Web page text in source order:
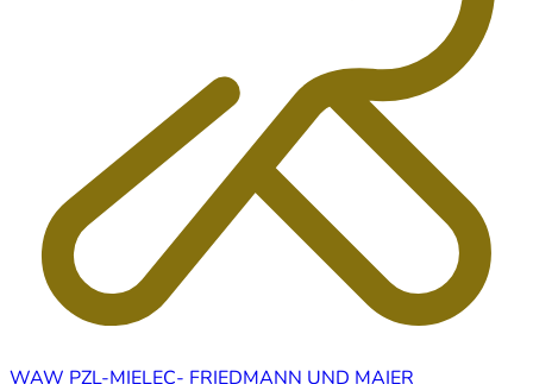
WAW PZL-MIELEC- FRIEDMANN UND MAIER